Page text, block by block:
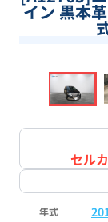
イン 黒本
セル
年式